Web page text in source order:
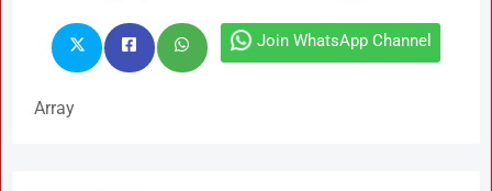
Join WhatsApp Channel
Array